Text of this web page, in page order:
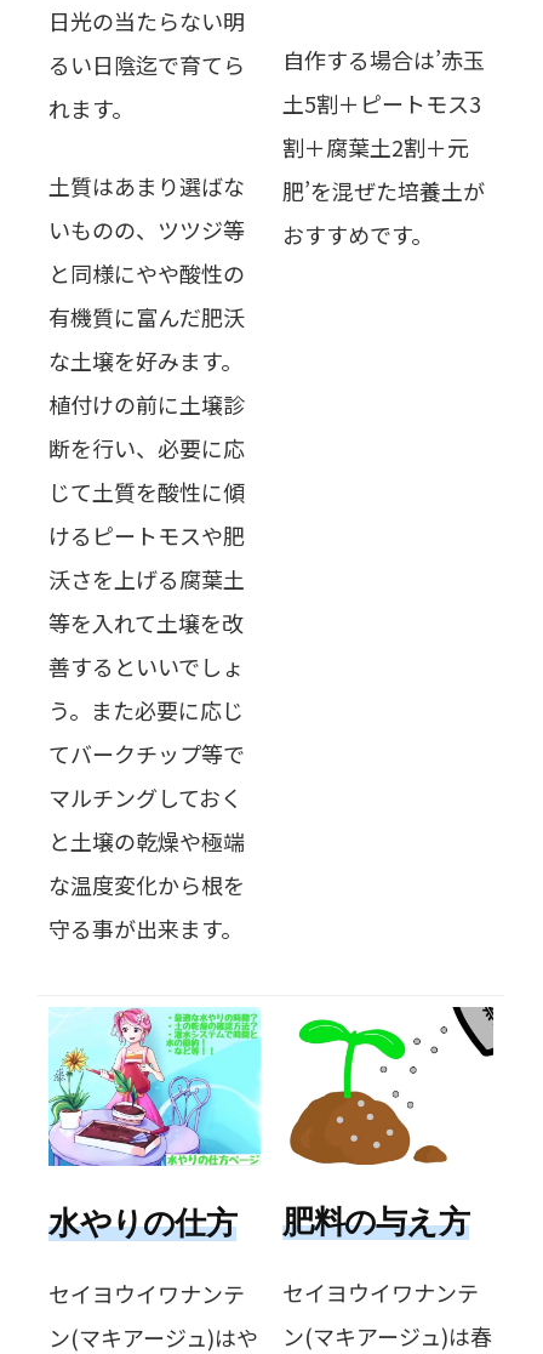
日光の当たらない明
るい日陰迄で育てら
れます。
土質はあまり選ばな
いものの、ツツジ等
と同様にやや酸性の
有機質に富んだ肥沃
な土壌を好みます。
植付けの前に土壌診
断を行い、必要に応
じて土質を酸性に傾
けるピートモスや肥
沃さを上げる腐葉土
等を入れて土壌を改
善するといいでしょ
う。また必要に応じ
てバークチップ等で
マルチングしておく
と土壌の乾燥や極端
な温度変化から根を
守る事が出来ます。
自作する場合は’赤玉
土5割＋ピートモス3
割＋腐葉土2割＋元
肥’を混ぜた培養土が
おすすめです。
水やりの仕方
セイヨウイワナンテ
ン(マキアージュ)はや
肥料の与え方
セイヨウイワナンテ
ン(マキアージュ)は春